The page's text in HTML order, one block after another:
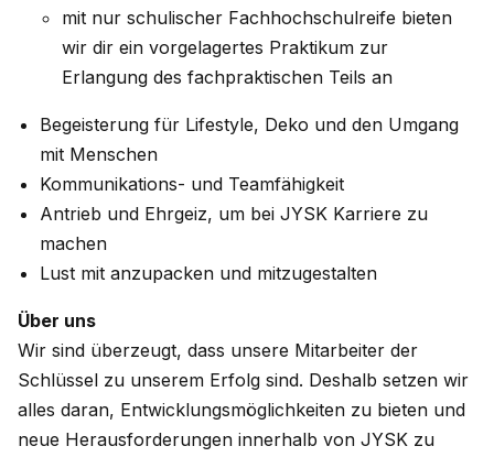
mit nur schulischer Fachhochschulreife bieten
wir dir ein vorgelagertes Praktikum zur
Erlangung des fachpraktischen Teils an
Begeisterung für Lifestyle, Deko und den Umgang
mit Menschen
Kommunikations- und Teamfähigkeit
Antrieb und Ehrgeiz, um bei JYSK Karriere zu
machen
Lust mit anzupacken und mitzugestalten
Über uns
Wir sind überzeugt, dass unsere Mitarbeiter der
Schlüssel zu unserem Erfolg sind. Deshalb setzen wir
alles daran, Entwicklungsmöglichkeiten zu bieten und
neue Herausforderungen innerhalb von JYSK zu